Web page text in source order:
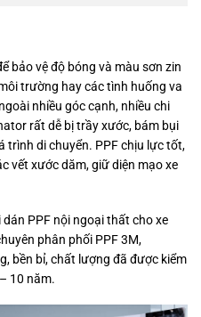
bảo vệ độ bóng và màu sơn zin
trường hay các tình huống va
nhiều góc cạnh, nhiều chi
rất dễ bị trầy xước, bám bụi
trình di chuyển. PPF chịu lực tốt,
vết xước dăm, giữ diện mạo xe
PPF nội ngoại thất cho xe
phân phối PPF 3M,
bền bỉ, chất lượng đã được kiểm
10 năm.